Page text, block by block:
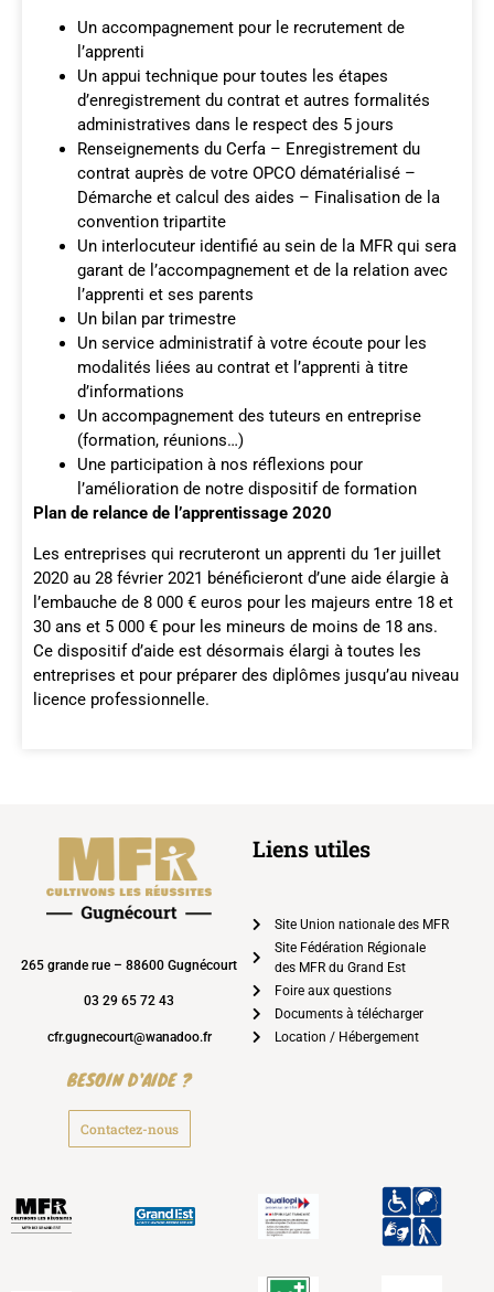
Un accompagnement pour le recrutement de
l’apprenti
Un appui technique pour toutes les étapes
d’enregistrement du contrat et autres formalités
administratives dans le respect des 5 jours
Renseignements du Cerfa – Enregistrement du
contrat auprès de votre OPCO dématérialisé –
Démarche et calcul des aides – Finalisation de la
convention tripartite
Un interlocuteur identifié au sein de la MFR qui sera
garant de l’accompagnement et de la relation avec
l’apprenti et ses parents
Un bilan par trimestre
Un service administratif à votre écoute pour les
modalités liées au contrat et l’apprenti à titre
d’informations
Un accompagnement des tuteurs en entreprise
(formation, réunions…)
Une participation à nos réflexions pour
l’amélioration de notre dispositif de formation
Plan de relance de l’apprentissage 2020
Les entreprises qui recruteront un apprenti du 1er juillet
2020 au 28 février 2021 bénéficieront d’une aide élargie à
l’embauche de 8 000 € euros pour les majeurs entre 18 et
30 ans et 5 000 € pour les mineurs de moins de 18 ans.
Ce dispositif d’aide est désormais élargi à toutes les
entreprises et pour préparer des diplômes jusqu’au niveau
licence professionnelle.
265 grande rue – 88600 Gugnécourt
03 29 65 72 43
cfr.gugnecourt@wanadoo.fr
BESOIN D'AIDE ?
Contactez-nous
Liens utiles
Site Union nationale des MFR
Site Fédération Régionale
des MFR du Grand Est
Foire aux questions
Documents à télécharger
Location / Hébergement